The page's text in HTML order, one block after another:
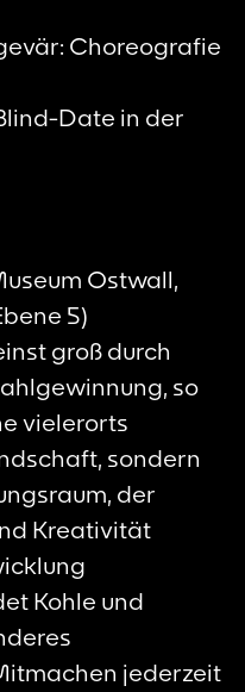
Choreografie
Date in der
Ostwall,
5)
groß durch
so
vielerorts
sondern
der
Kreativität
Kohle und
jederzeit